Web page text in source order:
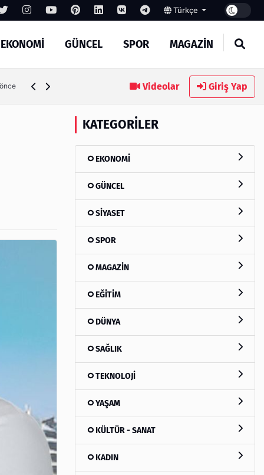
Türkçe
EKONOMİ GÜNCEL SPOR MAGAZİN
İçin Bilinmesi Gerekenler Videolar Giriş Yap
KATEGORILER
EKONOMİ
GÜNCEL
SİYASET
SPOR
MAGAZİN
EĞİTİM
DÜNYA
SAĞLIK
TEKNOLOJİ
YAŞAM
KÜLTÜR - SANAT
KADIN